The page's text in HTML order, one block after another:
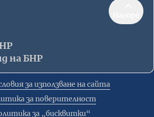
на БНР
за използване на сайта
за поверителност
за „бисквитки“